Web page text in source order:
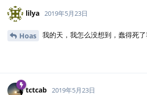
lilya 2019年5月23日
Hoas 我的天，我怎么没想到，蠢得死
tctcab 2019年5月23日